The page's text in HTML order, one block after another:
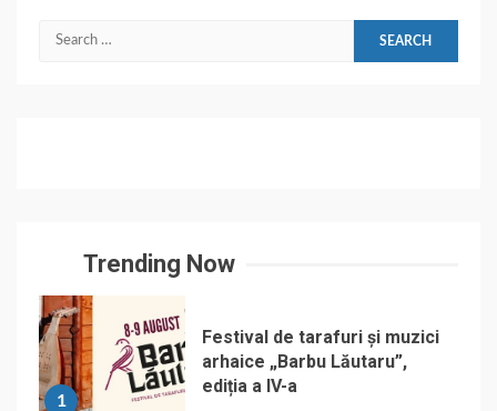
Search
Trending Now
1
Festival de tarafuri și muzici
arhaice „Barbu Lăutaru”,
ediția a IV-a